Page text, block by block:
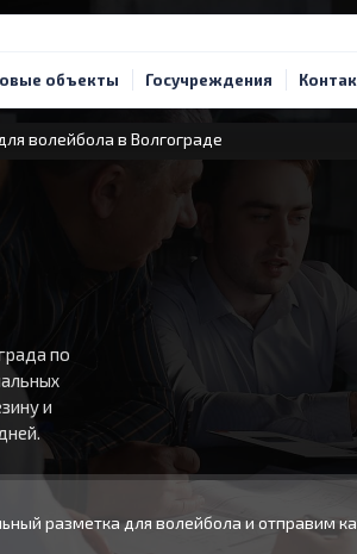
объекты Госучреждения
волейбола в Волгограде
по
и
разметка для волейбола и отправим